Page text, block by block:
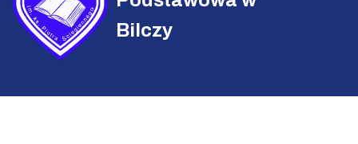
Bilczy